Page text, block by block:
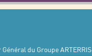
du Groupe ARTERRIS